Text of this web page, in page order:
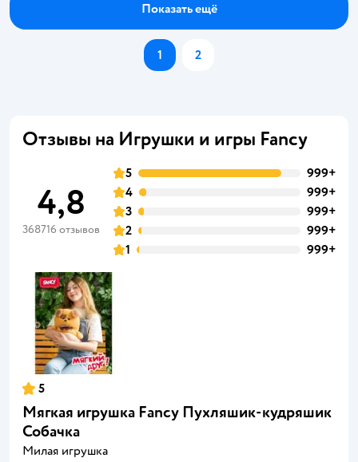
Показать ещё
1 2
Отзывы на Игрушки и игры Fancy
4,8
368716 отзывов
5
999+
4
999+
3
999+
2
999+
1
999+
5
Мягкая игрушка Fancy Пухляшик-кудряшик
Собачка
Милая игрушка